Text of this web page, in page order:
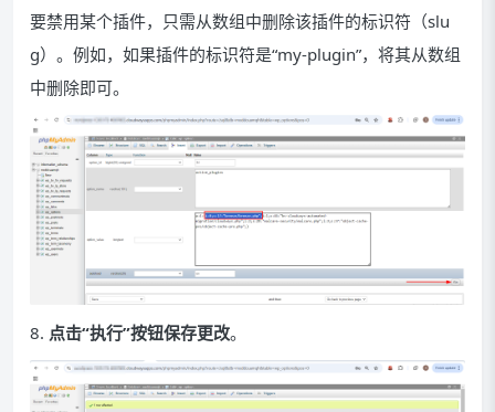
要禁用某个插件，只需从数组中删除该插件的标识符（slu
g）。例如，如果插件的标识符是“my-plugin”，将其从数组
中删除即可。
8. 点击“执行”按钮保存更改。